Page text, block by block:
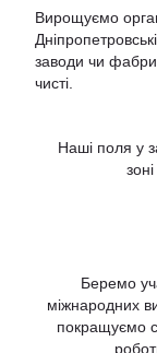
Вирощуємо
заводи чи
чисті.
Наші поля у
зоні
Беремо
міжнародних
покращуємо